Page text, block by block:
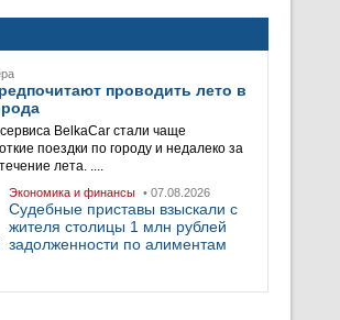
проводить лето в
BelkaCar стали чаще
поездки по городу и недалеко за
лета. ....
Экономика и финансы • 07.08.2026
Судебные приставы взыскали с
жителя столицы 1 млн рублей
задолженности по алиментам